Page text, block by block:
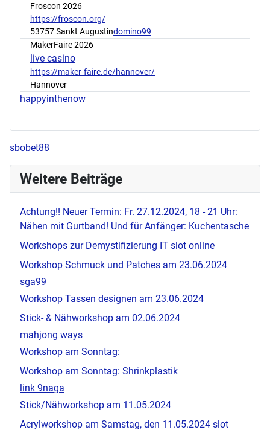
Froscon 2026
https://froscon.org/
53757 Sankt Augustindomino99
MakerFaire 2026
live casino
https://maker-faire.de/hannover/
Hannover
happyinthenow
sbobet88
Weitere Beiträge
Achtung!! Neuer Termin: Fr. 27.12.2024, 18 - 21 Uhr:
Nähen mit Gurtband! Und für Anfänger: Kuchentasche
Workshops zur Demystifizierung IT slot online
Workshop Schmuck und Patches am 23.06.2024
sga99
Workshop Tassen designen am 23.06.2024
Stick- & Nähworkshop am 02.06.2024
mahjong ways
Workshop am Sonntag:
Workshop am Sonntag: Shrinkplastik
link 9naga
Stick/Nähworkshop am 11.05.2024
Acrylworkshop am Samstag, den 11.05.2024 slot